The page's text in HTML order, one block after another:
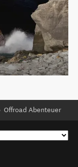
Offroad Abenteuer